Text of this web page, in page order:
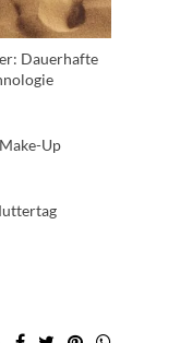
Dauerhafte
Up